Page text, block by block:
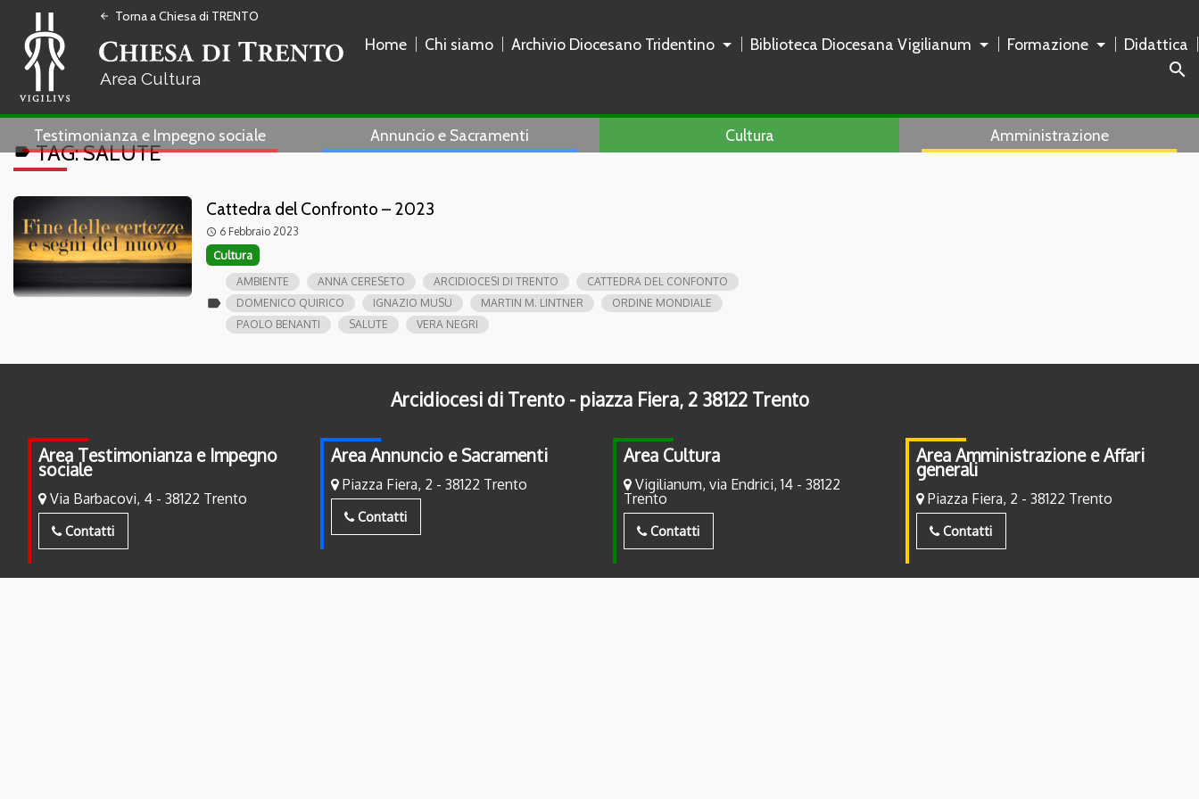
arrow_back Torna a Chiesa di TRENTO
Cultura
Home Chi siamo Archivio Diocesano Tridentino Biblioteca Diocesana Vigilianum Formazione Didattica
search
Testimonianza e Impegno sociale Annuncio e Sacramenti Cultura Amministrazione
labelTAG:SALUTE
Cattedra del Confronto – 2023
access_time 6 Febbraio 2023
Cultura
label
AMBIENTE ANNA CERESETO ARCIDIOCESI DI TRENTO
CATTEDRA DEL CONFONTO
DOMENICO QUIRICO
IGNAZIO MUSU MARTIN M. LINTNER
ORDINE MONDIALE
PAOLO BENANTI
SALUTE VERA NEGRI
Arcidiocesi di Trento - piazza Fiera, 2 38122 Trento
Area Testimonianza e Impegno
sociale
Via Barbacovi, 4 - 38122 Trento
Contatti
Area Annuncio e Sacramenti
Piazza Fiera, 2 - 38122 Trento
Contatti
Area Cultura
Vigilianum, via Endrici, 14 - 38122
Trento
Contatti
Area Amministrazione e Affari
generali
Piazza Fiera, 2 - 38122 Trento
Contatti